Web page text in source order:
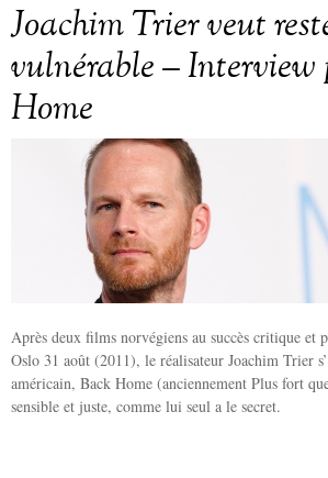
Joachim Trier veut
vulnérable –
Home
Après deux films norvégiens au succès critique
Oslo 31 août (2011), le réalisateur Joachim Trier
américain, Back Home (anciennement Plus fort
sensible et juste, comme lui seul a le secret.